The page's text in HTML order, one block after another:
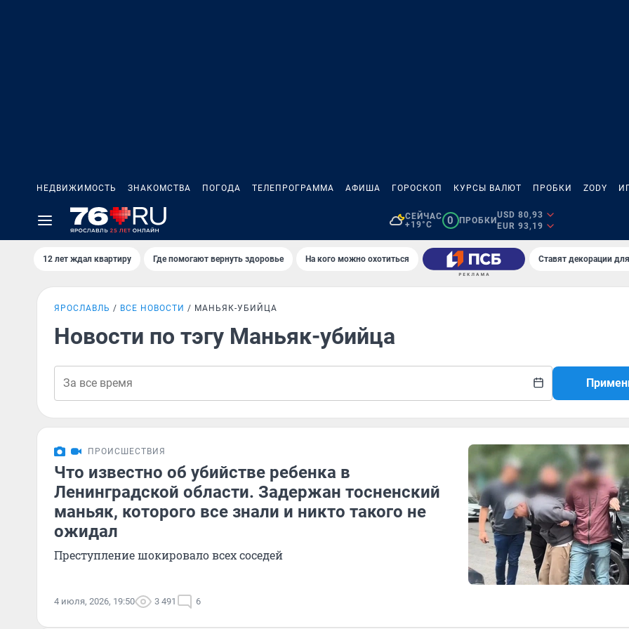
НЕДВИЖИМОСТЬ ЗНАКОМСТВА ПОГОДА ТЕЛЕПРОГРАММА АФИША ГОРОСКОП КУРСЫ ВАЛЮТ ПРОБКИ ZODY
СЕЙЧАС
+19°C
0 ПРОБКИ
USD 80,93
EUR 93,19
12 лет ждал квартиру Где помогают вернуть здоровье На кого можно охотиться Ставят декорации
ЯРОСЛАВЛЬ ВСЕ НОВОСТИ МАНЬЯК-УБИЙЦА
Новости по тэгу Маньяк-убийца
ПРОИСШЕСТВИЯ
Что известно об убийстве ребенка в
Ленинградской области. Задержан тосненский
маньяк, которого все знали и никто такого не
ожидал
Преступление шокировало всех соседей
4 июля, 2026, 19:50 3 491 6